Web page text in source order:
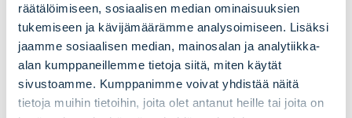
räätälöimiseen, sosiaalisen median ominaisuuksien
tukemiseen ja kävijämäärämme analysoimiseen. Lisäksi
jaamme sosiaalisen median, mainosalan ja analytiikka-
alan kumppaneillemme tietoja siitä, miten käytät
sivustoamme. Kumppanimme voivat yhdistää näitä
tietoja muihin tietoihin, joita olet antanut heille tai joita on
BLOGIT|POHJOISMAAT|10.05.2019